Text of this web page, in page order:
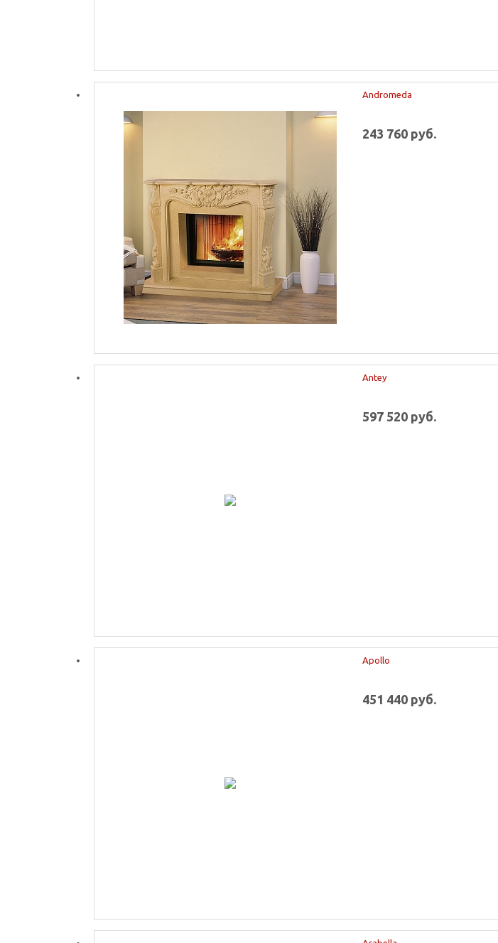
Andromeda
243 760 руб.
Antey
597 520 руб.
Apollo
451 440 руб.